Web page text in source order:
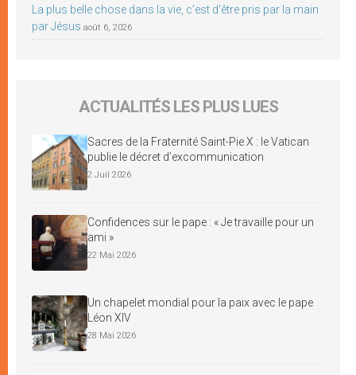
La plus belle chose dans la vie, c’est d’être pris par la main
par Jésus août 6, 2026
ACTUALITÉS LES PLUS LUES
Sacres de la Fraternité Saint-Pie X : le Vatican
publie le décret d’excommunication
2 Juil 2026
Confidences sur le pape : « Je travaille pour un
ami »
22 Mai 2026
Un chapelet mondial pour la paix avec le pape
Léon XIV
28 Mai 2026